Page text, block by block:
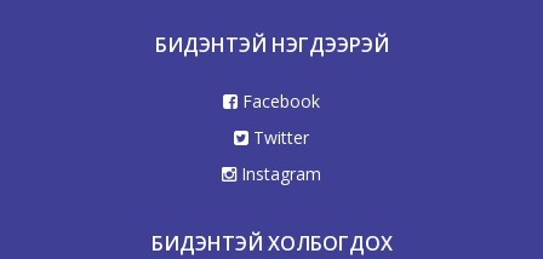
БИДЭНТЭЙ НЭГДЭЭРЭЙ
Facebook
Twitter
Instagram
БИДЭНТЭЙ ХОЛБОГДОХ